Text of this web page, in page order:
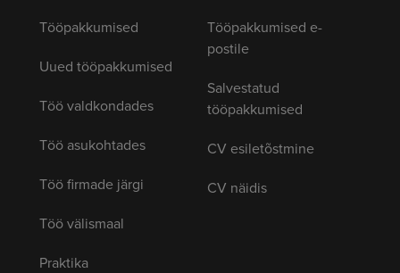
Tööpakkumised
Uued tööpakkumised
Töö valdkondades
Töö asukohtades
Töö firmade järgi
Töö välismaal
Praktika
Tööpakkumised e-
postile
Salvestatud
tööpakkumised
CV esiletõstmine
CV näidis